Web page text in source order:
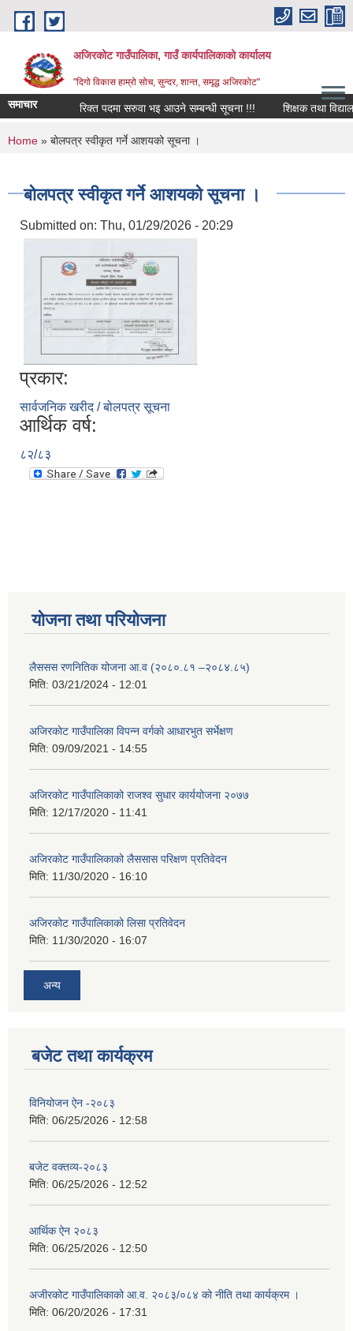
Skip to main content
अजिरकोट गाउँपालिका, गाउँ कार्यपालिकाको कार्यालय
"दिगो विकास हाम्रो सोच, सुन्दर, शान्त, समृद्ध अजिरकोट"
समाचार रिक्त पदमा सरुवा भइ आउने सम्बन्धी सूचना !!! शिक्षक तथा विद्यालय
You are here
Home » बोलपत्र स्वीकृत गर्ने आशयको सूचना ।
बोलपत्र स्वीकृत गर्ने आशयको सूचना ।
Submitted on: Thu, 01/29/2026 - 20:29
प्रकार:
सार्वजनिक खरीद / बोलपत्र सूचना
आर्थिक वर्ष:
८२/८३
योजना तथा परियोजना
लैससस रणनितिक योजना आ.व (२०८०.८१ –२०८४.८५)
मिति: 03/21/2024 - 12:01
अजिरकाेट गाउँपालिका विपन्न वर्गकाे आधारभुत सर्भेक्षण
मिति: 09/09/2021 - 14:55
अजिरकोट गाउँपालिकाको राजश्व सुधार कार्ययोजना २०७७
मिति: 12/17/2020 - 11:41
अजिरकोट गाउँपालिकाको लैससास परिक्षण प्रतिवेदन
मिति: 11/30/2020 - 16:10
अजिरकोट गाउँपालिकाको लिसा प्रतिवेदन
मिति: 11/30/2020 - 16:07
अन्य
बजेट तथा कार्यक्रम
विनियोजन ऐन -२०८३
मिति: 06/25/2026 - 12:58
बजेट वक्तव्य-२०८३
मिति: 06/25/2026 - 12:52
आर्थिक ऐन २०८३
मिति: 06/25/2026 - 12:50
अजीरकोट गाउँपालिकाको आ.व. २०८३/०८४ को नीति तथा कार्यक्रम ।
मिति: 06/20/2026 - 17:31